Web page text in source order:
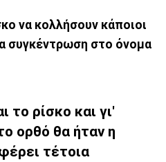
να κολλήσουν κάποιοι
συγκέντρωση στο όνομα
το ρίσκο και γι'
ορθό θα ήταν η
τέτοια